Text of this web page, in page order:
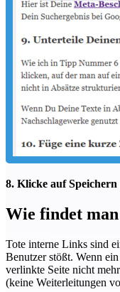
8. Klicke auf
Wie findet
Tote interne Links sind
Benutzer stößt. Wenn
verlinkte Seite nicht
(keine Weiterleitungen